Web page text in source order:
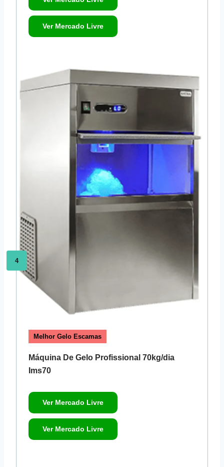
Ver Mercado Livre
4
Melhor Gelo Escamas
Máquina De Gelo Profissional 70kg/dia
Ims70
Ver Mercado Livre
Ver Mercado Livre